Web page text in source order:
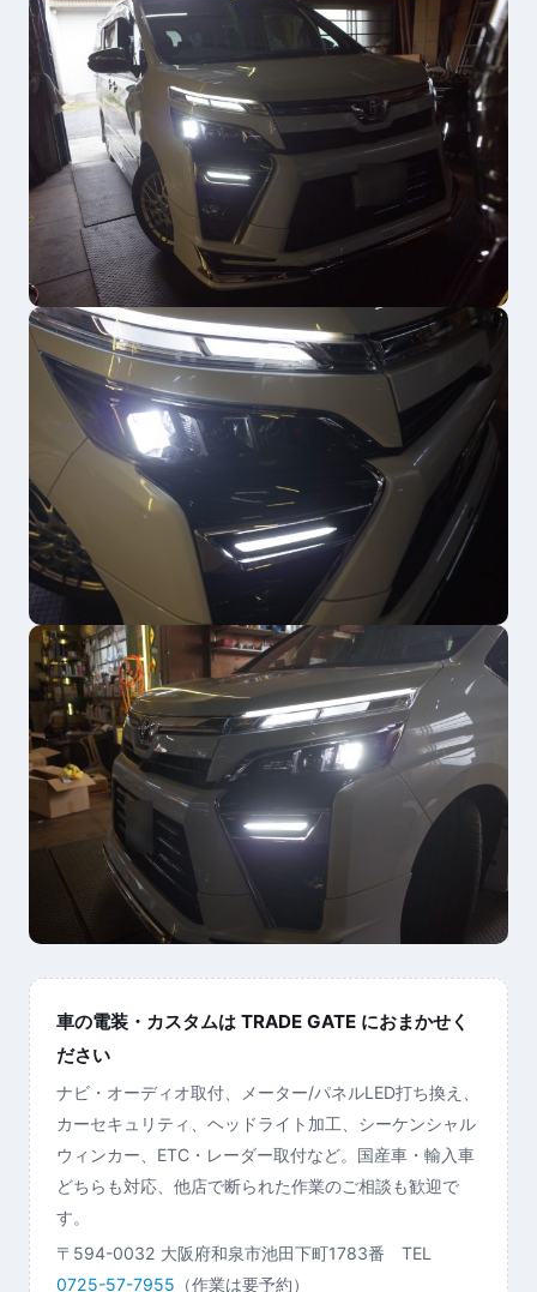
車の電装・カスタムは TRADE GATE におまかせく
ださい
ナビ・オーディオ取付、メーター/パネルLED打ち換え、
カーセキュリティ、ヘッドライト加工、シーケンシャル
ウィンカー、ETC・レーダー取付など。国産車・輸入車
どちらも対応、他店で断られた作業のご相談も歓迎で
す。
〒594-0032 大阪府和泉市池田下町1783番 TEL
0725-57-7955 （作業は要予約）